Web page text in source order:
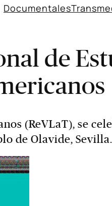
Documentales
de
(ReVLaT), se
de Olavide, Sevilla.